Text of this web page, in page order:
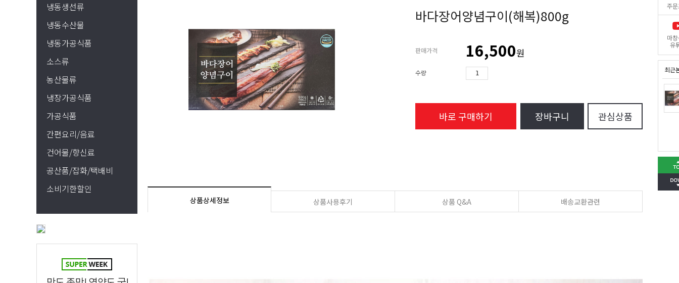
주
마
유
최근
냉동생선류
냉동수산물
냉동가공식품
소스류
농산물류
냉장가공식품
가공식품
간편요리/음료
건어물/향신료
공산품/잡화/택배비
소비기한할인
바다장어양념구이(해복)800g
판매가격 16,500원
수량
바로 구매하기 장바구니 관심상품
상품상세정보 상품사용후기 상품 Q&A 배송교환관련